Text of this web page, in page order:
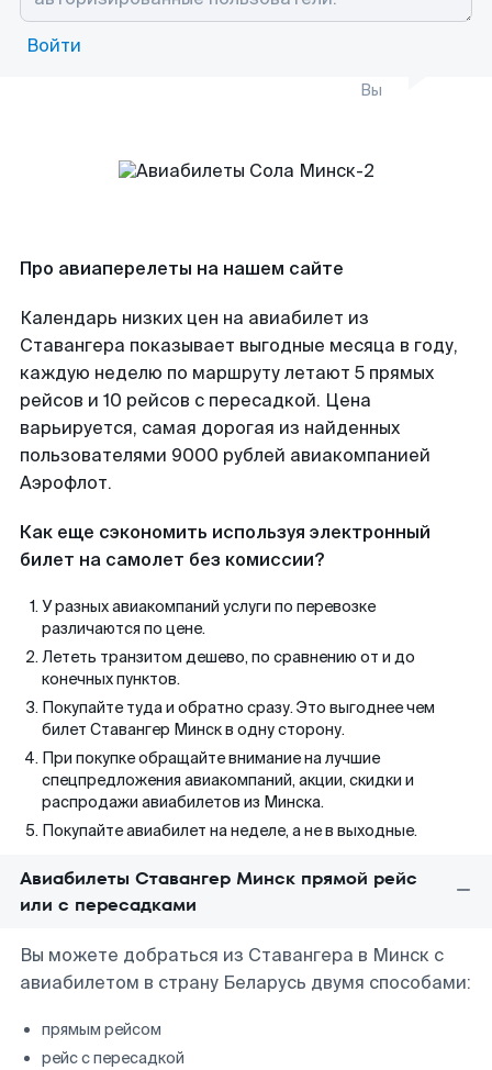
Войти
Вы
Про авиаперелеты на нашем сайте
Календарь низких цен на авиабилет из
Ставангера показывает выгодные месяца в году,
каждую неделю по маршруту летают 5 прямых
рейсов и 10 рейсов с пересадкой. Цена
варьируется, самая дорогая из найденных
пользователями 9000 рублей авиакомпанией
Аэрофлот.
Как еще сэкономить используя электронный
билет на самолет без комиссии?
У разных авиакомпаний услуги по перевозке
различаются по цене.
Лететь транзитом дешево, по сравнению от и до
конечных пунктов.
Покупайте туда и обратно сразу. Это выгоднее чем
билет Ставангер Минск в одну сторону.
При покупке обращайте внимание на лучшие
спецпредложения авиакомпаний, акции, скидки и
распродажи авиабилетов из Минска.
Покупайте авиабилет на неделе, а не в выходные.
Авиабилеты Ставангер Минск прямой рейс
или с пересадками
Вы можете добраться из Ставангера в Минск с
авиабилетом в страну Беларусь двумя способами:
прямым рейсом
рейс с пересадкой